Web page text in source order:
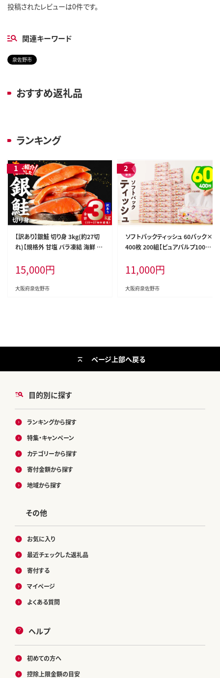
投稿されたレビューは0件です。
関連キーワード
泉佐野市
おすすめ返礼品
ランキング
【訳あり】銀鮭 切り身 3kg(約27切
れ)【規格外 甘塩 バラ凍結 海鮮 魚
ず 簡単調理 家計応援】 G4148
15,000円
大阪府泉佐野市
ソフトパックティッシュ 60パック×
400枚 200組【ピュアパルプ100％
用品 常備品 てぃっしゅ 備蓄 防災
箱なし】 010B1754
11,000円
大阪府泉佐野市
目的別に探す
ランキングから探す
特集・キャンペーン
カテゴリーから探す
寄付金額から探す
地域から探す
その他
お気に入り
最近チェックした返礼品
寄付する
マイページ
よくある質問
ヘルプ
初めての方へ
控除上限金額の目安
ページ上部へ戻る